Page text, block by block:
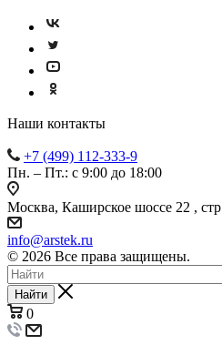
Наши контакты
+7 (499) 112-333-9
Пн. – Пт.: с 9:00 до 18:00
Москва, Каширское шоссе 22 ,
info@arstek.ru
© 2026 Все права защищены.
Найти
0